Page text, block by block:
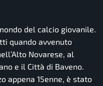
del calcio giovanile.
quando avvenuto
Novarese, al
e il Città di Baveno.
appena 15enne, è stato